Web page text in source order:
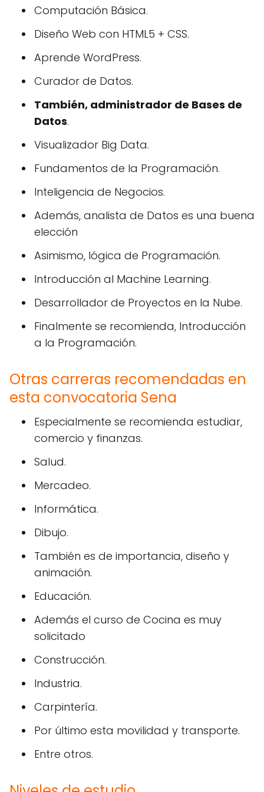
Computación Básica.
Diseño Web con HTML5 + CSS.
Aprende WordPress.
Curador de Datos.
También, administrador de Bases de
Datos.
Visualizador Big Data.
Fundamentos de la Programación.
Inteligencia de Negocios.
Además, analista de Datos es una buena
elección
Asimismo, lógica de Programación.
Introducción al Machine Learning.
Desarrollador de Proyectos en la Nube.
Finalmente se recomienda, Introducción
a la Programación.
Otras carreras recomendadas en
esta convocatoria Sena
Especialmente se recomienda estudiar,
comercio y finanzas.
Salud.
Mercadeo.
Informática.
Dibujo.
También es de importancia, diseño y
animación.
Educación.
Además el curso de Cocina es muy
solicitado
Construcción.
Industria.
Carpintería.
Por último esta movilidad y transporte.
Entre otros.